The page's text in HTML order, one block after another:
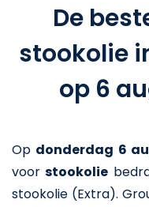
De
stookolie
op 6
Op donderdag 6
voorstookolie
stookolie (Extra).